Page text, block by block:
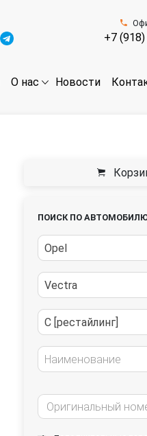
+7
О нас Новости
ПОИСК ПО
Opel
Vectra
C [рестайлинг]
Наименование